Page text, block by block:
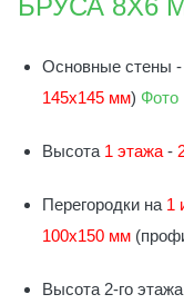
БРУСА 8Х6
Основные стены -
145х145 мм) Фото
Высота 1 этажа -
Перегородки на 1
100х150 мм
Высота 2-го этажа